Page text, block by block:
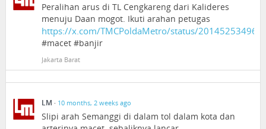
Peralihan arus di TL Cengkareng dari Kalideres
menuju Daan mogot. Ikuti arahan petugas
https://x.com/TMCPoldaMetro/status/
#macet #banjir
Jakarta Barat
LM · 10 months, 2 weeks ago
Slipi arah Semanggi di dalam tol dalam kota dan